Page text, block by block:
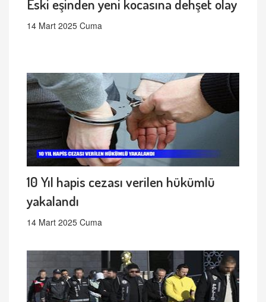
Eski eşinden yeni kocasına dehşet olay
14 Mart 2025 Cuma
10 Yıl hapis cezası verilen hükümlü
yakalandı
14 Mart 2025 Cuma